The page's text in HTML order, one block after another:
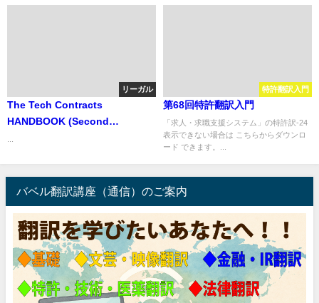
リーガル
The Tech Contracts
HANDBOOK (Second
特許翻訳入門
第68回特許翻訳入門
「求人・求職支援システム」の特許訳-24
表示できない場合は こちらからダウンロ
ード できます。...
バベル翻訳講座（通信）のご案内